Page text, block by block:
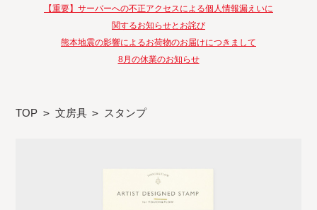
【重要】サーバーへの不正アクセスによる個人情報漏えいに
関するお知らせとお詫び
熊本地震の影響によるお荷物のお届けにつきまして
8月の休業のお知らせ
TOP > 文房具 > スタンプ